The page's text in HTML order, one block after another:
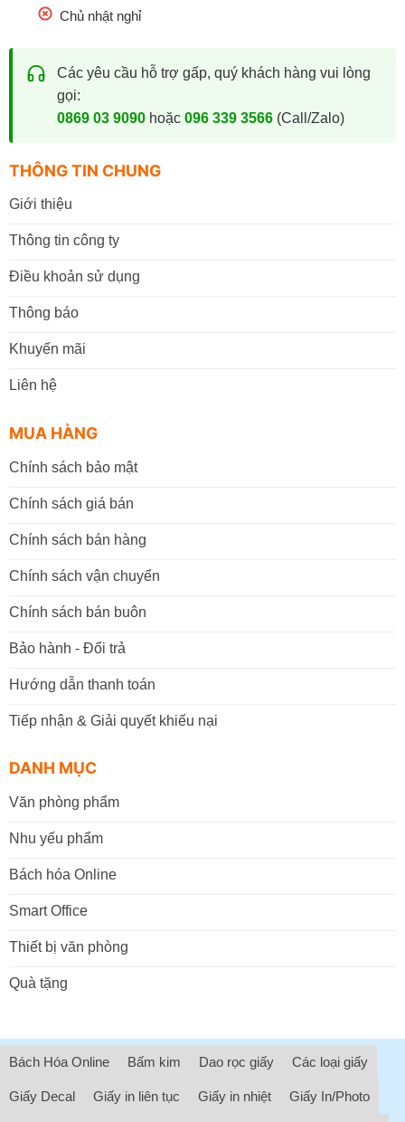
Chủ nhật nghỉ
Các yêu cầu hỗ trợ gấp, quý khách hàng vui lòng
gọi:
0869 03 9090hoặc 096 339 3566(Call/Zalo)
THÔNG TIN CHUNG
Giới thiệu
Thông tin công ty
Điều khoản sử dụng
Thông báo
Khuyến mãi
Liên hệ
MUA HÀNG
Chính sách bảo mật
Chính sách giá bán
Chính sách bán hàng
Chính sách vận chuyển
Chính sách bán buôn
Bảo hành - Đổi trả
Hướng dẫn thanh toán
Tiếp nhận & Giải quyết khiếu nại
DANH MỤC
Văn phòng phẩm
Nhu yếu phẩm
Bách hóa Online
Smart Office
Thiết bị văn phòng
Quà tặng
Bách Hóa Online Bấm kim Dao rọc giấy Các loại giấy
Giấy Decal Giấy in liên tục Giấy in nhiệt Giấy In/Photo